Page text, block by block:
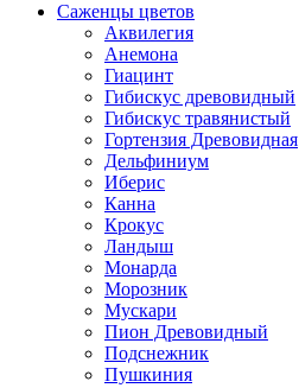
Саженцы цветов
Аквилегия
Анемона
Гиацинт
Гибискус древовидный
Гибискус травянистый
Гортензия Древовидная
Дельфиниум
Иберис
Канна
Крокус
Ландыш
Монарда
Морозник
Мускари
Пион Древовидный
Подснежник
Пушкиния